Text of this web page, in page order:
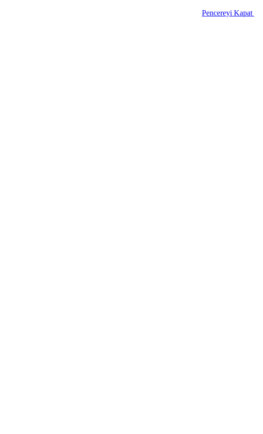
Pencereyi Kapat